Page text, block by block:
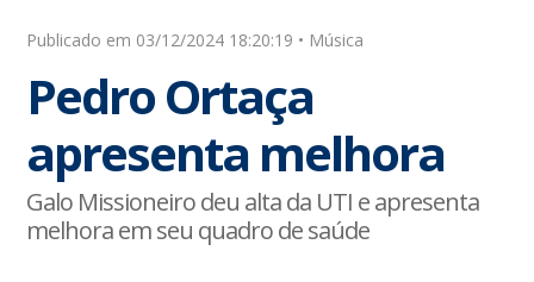
Publicado em 03/12/2024 18:20:19 • Música
Pedro Ortaça
apresenta melhora
Galo Missioneiro deu alta da UTI e apresenta
melhora em seu quadro de saúde